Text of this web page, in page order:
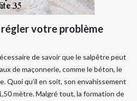
votre problème
de savoir que le salpêtre peut
de maçonnerie, comme le béton, le
Quoi qu’il en soit, son envahissement
mètre. Malgré tout, la formation de